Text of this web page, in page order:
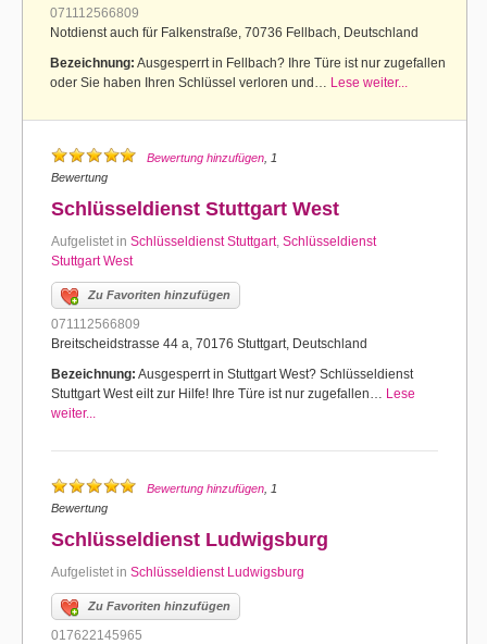
071112566809
Notdienst auch für Falkenstraße, 70736 Fellbach, Deutschland
Bezeichnung: Ausgesperrt in Fellbach? Ihre Türe ist nur zugefallen
oder Sie haben Ihren Schlüssel verloren und… Lese weiter...
Bewertung hinzufügen , 1
Bewertung
Schlüsseldienst Stuttgart West
Aufgelistet in Schlüsseldienst Stuttgart, Schlüsseldienst
Stuttgart West
Zu Favoriten hinzufügen
071112566809
Breitscheidstrasse 44 a, 70176 Stuttgart, Deutschland
Bezeichnung: Ausgesperrt in Stuttgart West? Schlüsseldienst
Stuttgart West eilt zur Hilfe! Ihre Türe ist nur zugefallen… Lese
weiter...
Bewertung hinzufügen , 1
Bewertung
Schlüsseldienst Ludwigsburg
Aufgelistet in Schlüsseldienst Ludwigsburg
Zu Favoriten hinzufügen
017622145965